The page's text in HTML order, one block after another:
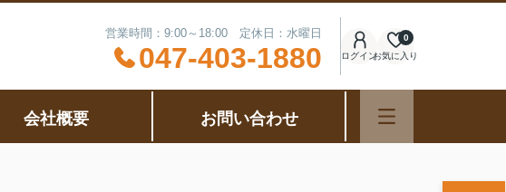
営業時間：9:00～18:00 定休日：水曜日
047-403-1880 ログインお気に入り
0
会社概要 お問い合わせ